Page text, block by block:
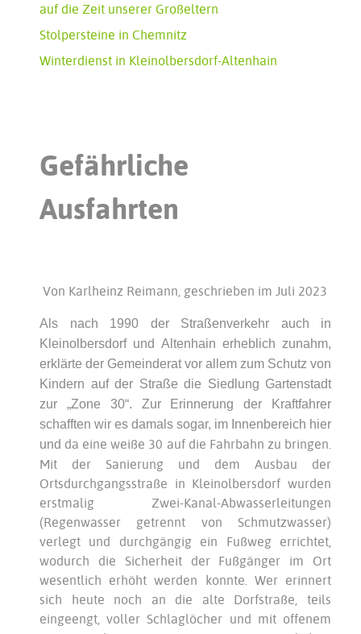
auf die Zeit unserer Großeltern
Stolpersteine in Chemnitz
Winterdienst in Kleinolbersdorf-Altenhain
Gefährliche
Ausfahrten
Von Karlheinz Reimann, geschrieben im Juli 2023
Als nach 1990 der Straßenverkehr auch in
Kleinolbersdorf und Altenhain erheblich zunahm,
erklärte der Gemeinderat vor allem zum Schutz von
Kindern auf der Straße die Siedlung Gartenstadt
zur „Zone 30“. Zur Erinnerung der Kraftfahrer
schafften wir es damals sogar, im Innenbereich hier
und da eine weiße 30 auf die Fahrbahn zu bringen.
Mit der Sanierung und dem Ausbau der
Ortsdurchgangsstraße in Kleinolbersdorf wurden
erstmalig Zwei-Kanal-Abwasserleitungen
(Regenwasser getrennt von Schmutzwasser)
verlegt und durchgängig ein Fußweg errichtet,
wodurch die Sicherheit der Fußgänger im Ort
wesentlich erhöht werden konnte. Wer erinnert
sich heute noch an die alte Dorfstraße, teils
eingeengt, voller Schlaglöcher und mit offenem